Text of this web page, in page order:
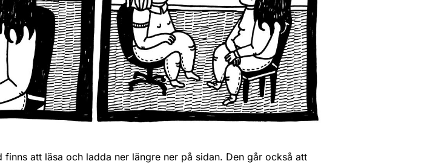
att läsa och ladda ner längre ner på sidan. Den går också att